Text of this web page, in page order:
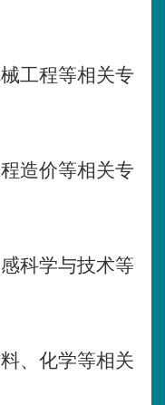
工程等相关专
造价等相关专
科学与技术等
、化学等相关